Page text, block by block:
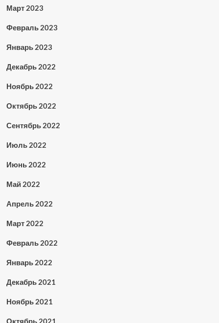
Март 2023
Февраль 2023
Январь 2023
Декабрь 2022
Ноябрь 2022
Октябрь 2022
Сентябрь 2022
Июль 2022
Июнь 2022
Май 2022
Апрель 2022
Март 2022
Февраль 2022
Январь 2022
Декабрь 2021
Ноябрь 2021
Октябрь 2021